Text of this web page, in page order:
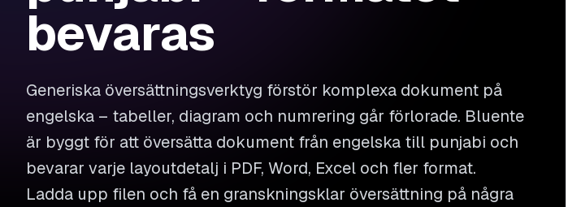
bevaras
Generiska översättningsverktyg förstör komplexa dokument på
engelska – tabeller, diagram och numrering går förlorade. Bluente
är byggt för att översätta dokument från engelska till punjabi och
bevarar varje layoutdetalj i PDF, Word, Excel och fler format.
Ladda upp filen och få en granskningsklar översättning på några